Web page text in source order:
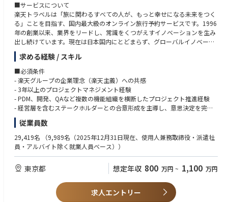
■サービスについて
楽天トラベルは「旅に関わるすべての人が、もっと幸せになる未来をつく
る」ことを目指す、国内最大級のオンライン旅行予約サービスです。1996
年の創業以来、業界をリードし、常識をくつがえすイノベーションを生み
出し続けています。現在は日本国内にとどまらず、グローバルイノベーシ
ョンカンパニーとして世界一の旅行予約サービスを目指しています。
トラベル開発部（TDD）は、コマース&マーケティングカンパニーの一翼
を担い、以下のプロジェクトに取り組んでいます：
1. 国境を越えて楽天トラベルの魅力を世界に届けるグローバル戦略
2. 日本市場での新たな価値・体験の創造
■楽天トラベルとは
サービスです。
https://travel.rakuten.com/
■ミッション
楽天トラベルの第一の目標として、アジアNo.1のオンライン旅行サービス
になることを目指しております。営業チーム、マーケティングチーム、カ
り、ユーザーとビジネスパートナーに最高のユーザーエクスペリエンスを
提供します。ユーザー行動追跡ツール、顧客の声、NPS、競合他社の調
求める経験 / スキル
■必須条件
- 楽天グループの企業理念（楽天主義）への共感
- 3年以上のプロジェクトマネジメント経験
- PDM、開発、QAなど複数の機能組織を横断したプロジェクト推進経験
- 経営層を含むステークホルダーとの合意形成を主導し、意思決定を完了
まで導いた経験
- リスクや課題を主体的に発見し、関係者を巻き込んで解決した経験
- ソフトウェア開発ライフサイクル（SDLC）および関連プロセスに関する
知識
■尚可条件
- BtoBtoCサービスまたは旅行業界におけるアーキテクチャ設計経験
- PMP、PRINCE2などのプロジェクトマネジメント資格
- アジャイル開発およびスクラム開発に関する知識・経験
従業員数
29,419名
（9,989名（2025年12月31日現在、使用人兼務取締役・派遣社
員・アルバイト除く就業人員ベース））
東京都 想定年収 800 万円 ~ 1,100 万円
求人エントリー